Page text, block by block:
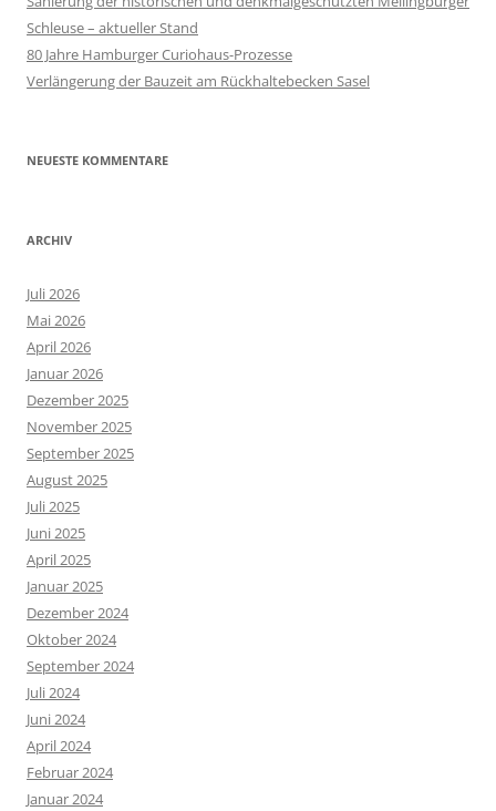
Schleuse – aktueller Stand
80 Jahre Hamburger Curiohaus-Prozesse
Verlängerung der Bauzeit am Rückhaltebecken Sasel
NEUESTE KOMMENTARE
ARCHIV
Juli 2026
Mai 2026
April 2026
Januar 2026
Dezember 2025
November 2025
September 2025
August 2025
Juli 2025
Juni 2025
April 2025
Januar 2025
Dezember 2024
Oktober 2024
September 2024
Juli 2024
Juni 2024
April 2024
Februar 2024
Januar 2024